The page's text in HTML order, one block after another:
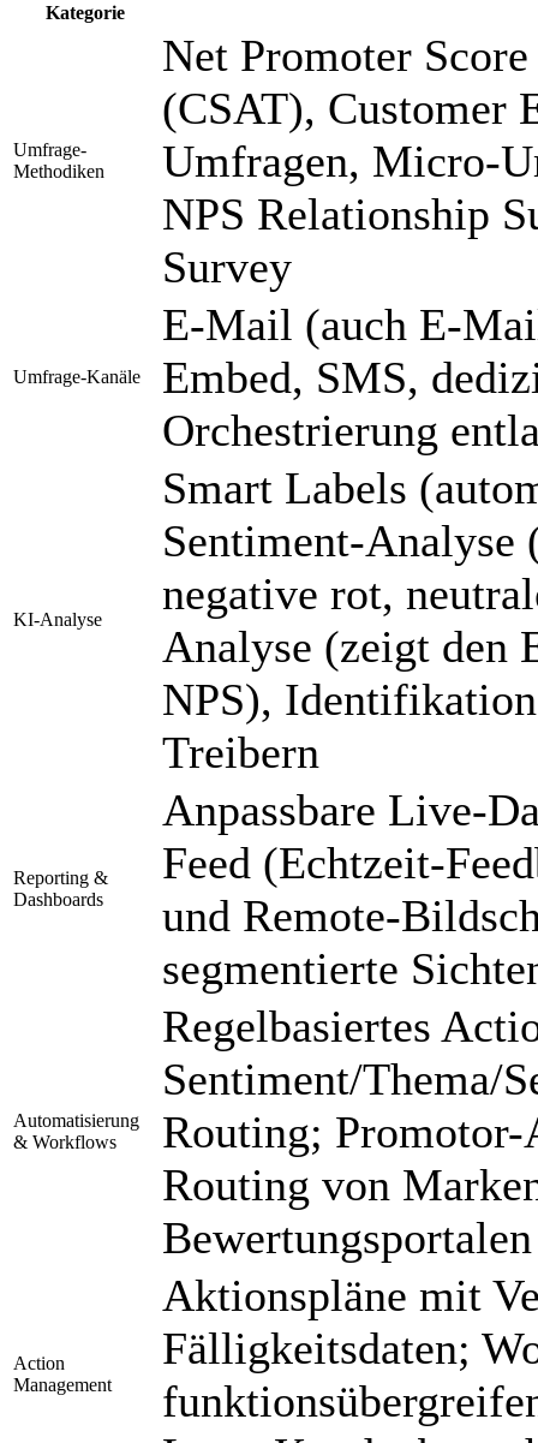
Kategorie
Umfrage-
Methodiken
Net Promoter
(CSAT), Customer
Umfragen, Micro-
NPS Relationship
Survey
Umfrage-Kanäle
E-Mail (auch E-
Embed, SMS,
Orchestrierung
KI-Analyse
Smart Labels
Sentiment-Analyse
negative rot,
Analyse (zeigt den
NPS),
Treibern
Reporting &
Dashboards
Anpassbare Live-
Feed (Echtzeit-
und Remote-
segmentierte
Automatisierung
& Workflows
Regelbasiertes
Sentiment/Thema/
Routing;
Routing von
Action
Management
Aktionspläne mit
Fälligkeitsdaten;